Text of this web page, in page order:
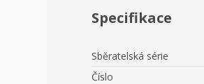
Specifikace
Sběratelská série
Číslo